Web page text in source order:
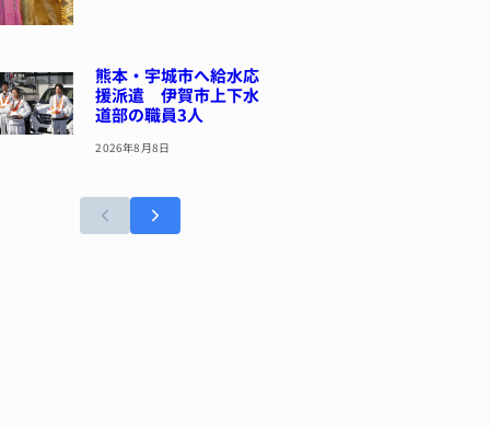
熊本・宇城市へ給水応
援派遣 伊賀市上下水
道部の職員3人
2026年8月8日